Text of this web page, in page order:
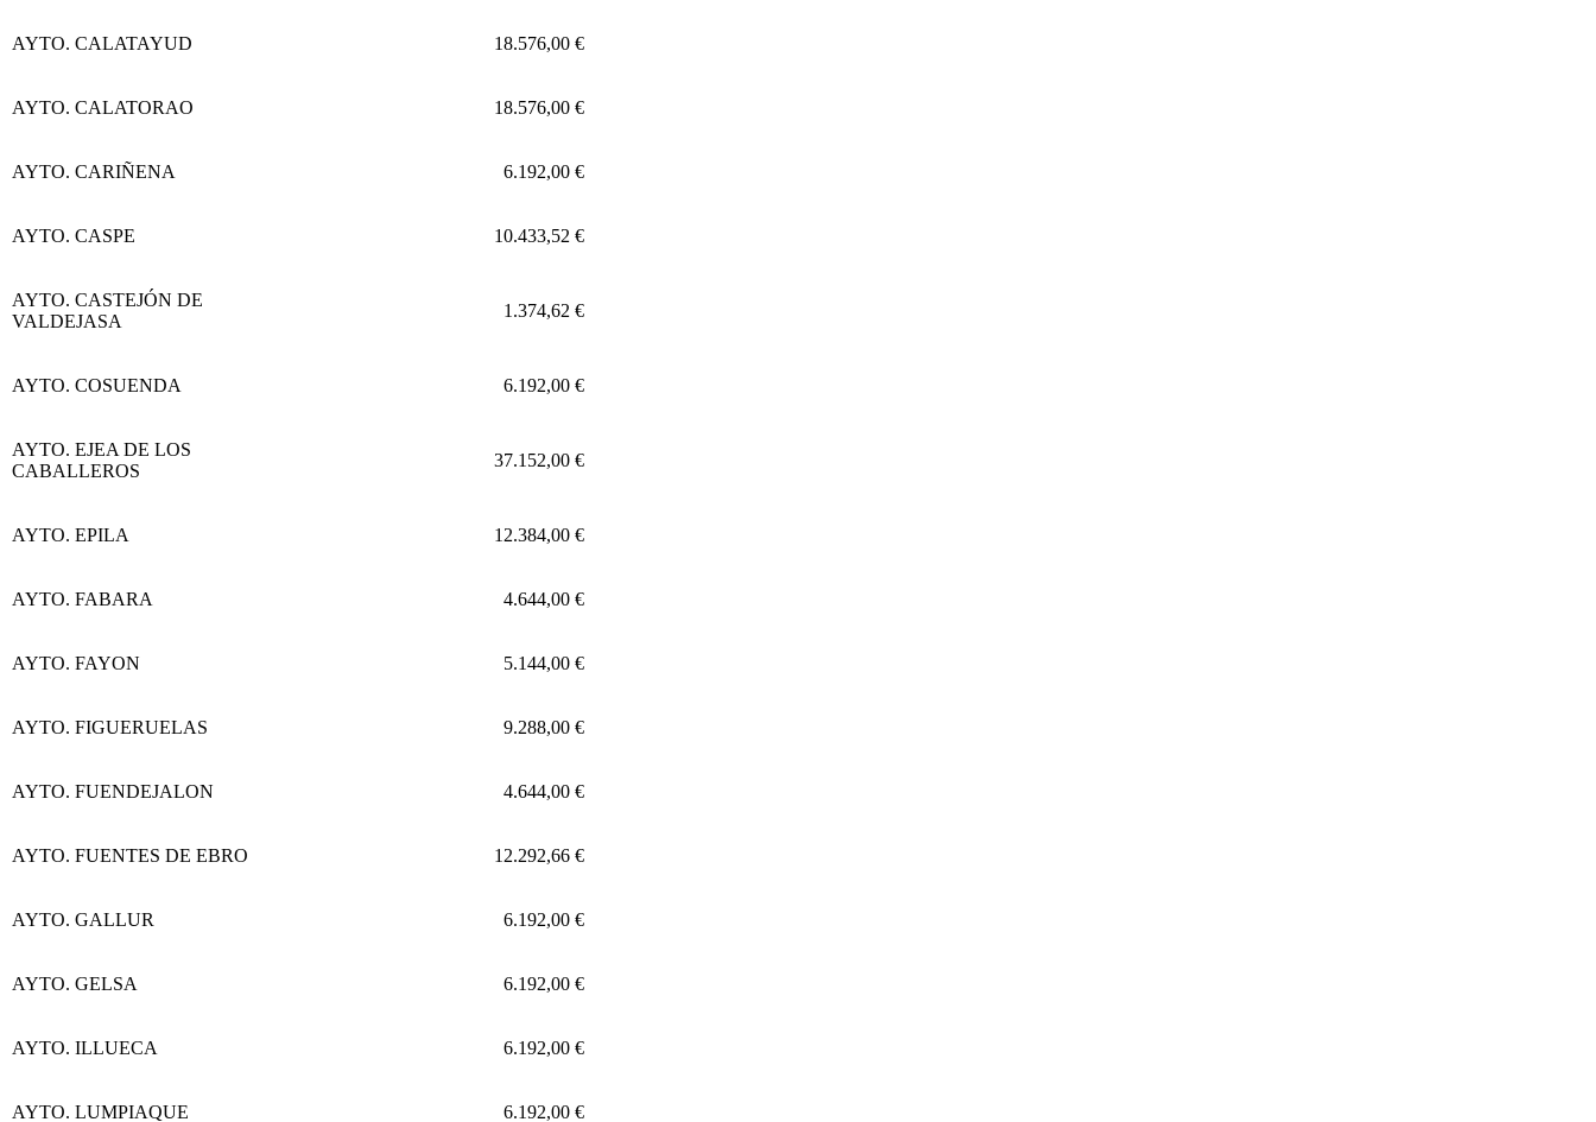
AYTO. CALATAYUD 18.576,00 €
AYTO. CALATORAO 18.576,00 €
AYTO. CARIÑENA 6.192,00 €
AYTO. CASPE 10.433,52 €
AYTO. CASTEJÓN DE
VALDEJASA
1.374,62 €
AYTO. COSUENDA 6.192,00 €
AYTO. EJEA DE LOS
CABALLEROS
37.152,00 €
AYTO. EPILA 12.384,00 €
AYTO. FABARA 4.644,00 €
AYTO. FAYON 5.144,00 €
AYTO. FIGUERUELAS 9.288,00 €
AYTO. FUENDEJALON 4.644,00 €
AYTO. FUENTES DE EBRO 12.292,66 €
AYTO. GALLUR 6.192,00 €
AYTO. GELSA 6.192,00 €
AYTO. ILLUECA 6.192,00 €
AYTO. LUMPIAQUE 6.192,00 €